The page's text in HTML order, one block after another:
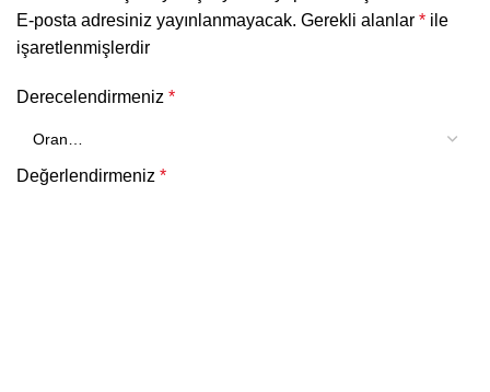
E-posta adresiniz yayınlanmayacak. Gerekli alanlar * ile
işaretlenmişlerdir
Derecelendirmeniz *
Değerlendirmeniz *